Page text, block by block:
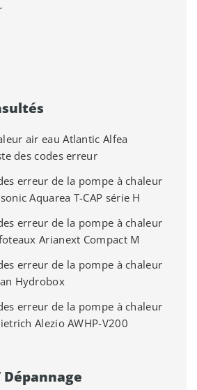
air eau Atlantic Alfea
des codes erreur
erreur de la pompe à chaleur
Aquarea T-CAP série H
erreur de la pompe à chaleur
Arianext Compact M
erreur de la pompe à chaleur
Hydrobox
erreur de la pompe à chaleur
Alezio AWHP-V200